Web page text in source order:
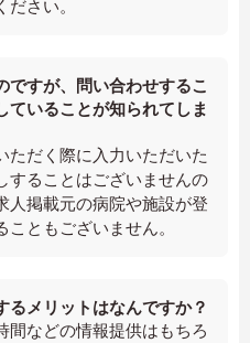
さい。
ですが、問い合わせするこ
ていることが知られてしま
ただく際に入力いただいた
することはございませんの
人掲載元の病院や施設が登
ともございません。
るメリットはなんですか？
間などの情報提供はもちろ